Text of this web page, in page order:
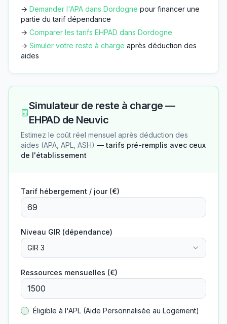
→ Demander l'APA dans Dordogne pour financer une
partie du tarif dépendance
→ Comparer les tarifs EHPAD dans Dordogne
→ Simuler votre reste à charge après déduction des
aides
Simulateur de reste à charge —
EHPAD de Neuvic
Estimez le coût réel mensuel après déduction des
aides (APA, APL, ASH) — tarifs pré-remplis avec ceux
de l'établissement
Tarif hébergement / jour (€)
Niveau GIR (dépendance)
GIR 3
Ressources mensuelles (€)
Éligible à l'APL (Aide Personnalisée au Logement)